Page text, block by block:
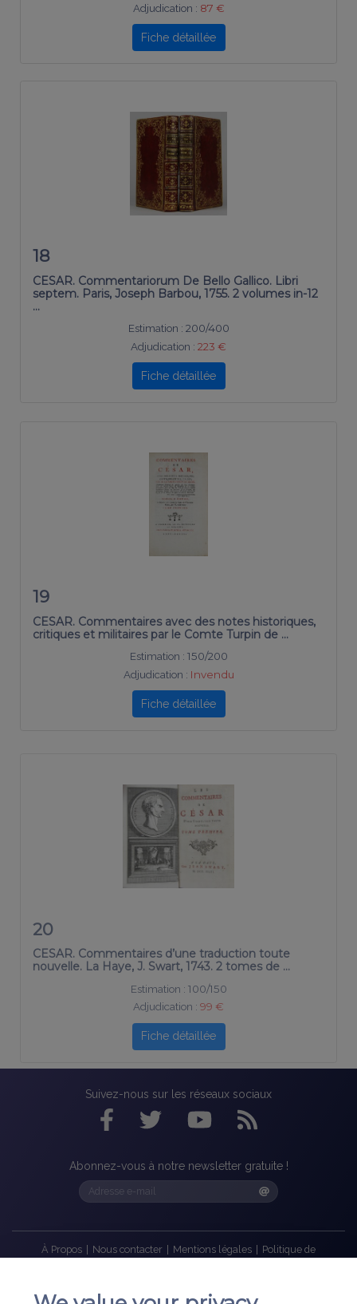
Adjudication : 87 €
Fiche détaillée
18
CESAR. Commentariorum De Bello Gallico. Libri
septem. Paris, Joseph Barbou, 1755. 2 volumes in-12
…
Estimation : 200/400
Adjudication : 223 €
Fiche détaillée
19
CESAR. Commentaires avec des notes historiques,
critiques et militaires par le Comte Turpin de …
Estimation : 150/200
Adjudication : Invendu
Fiche détaillée
20
nouvelle. La Haye, J. Swart, 1743. 2 tomes de …
Adjudication : 99 €
Fiche détaillée
Suivez-nous sur les réseaux sociaux
Abonnez-vous à notre newsletter gratuite !
À Propos | Nous contacter | Mentions légales | Politique de